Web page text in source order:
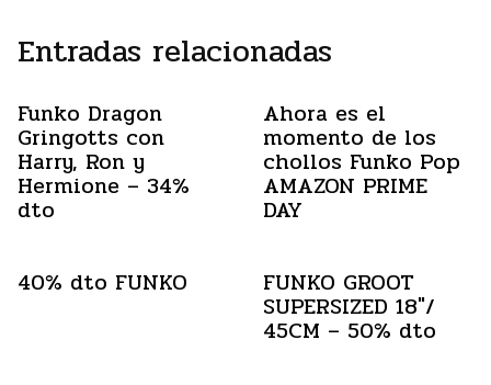
Entradas relacionadas
Funko Dragon
Gringotts con
Harry, Ron y
Hermione – 34%
dto
Ahora es el
momento de los
chollos Funko Pop
AMAZON PRIME
DAY
40% dto FUNKO FUNKO GROOT
SUPERSIZED 18″/
45CM – 50% dto